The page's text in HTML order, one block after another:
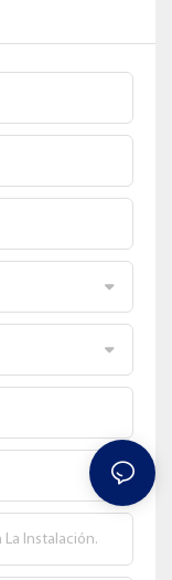
La Instalación.